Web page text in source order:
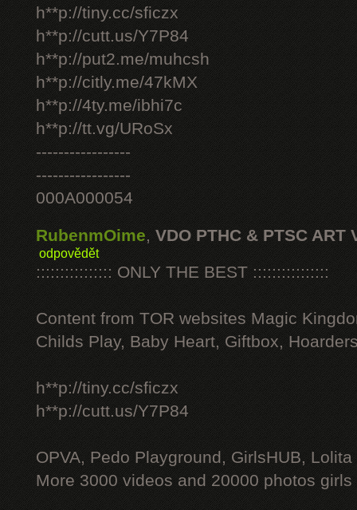
h**p://tiny.cc/sficzx
h**p://cutt.us/Y7P84
h**p://put2.me/muhcsh
h**p://citly.me/47kMX
h**p://4ty.me/ibhi7c
h**p://tt.vg/URoSx
-----------------
-----------------
000A000054
RubenmOime, VDO PTHC & PTSC ART
odpovědět
:::::::::::::::: ONLY THE BEST ::::::::::::::::
Content from TOR websites Magic
Childs Play, Baby Heart, Giftbox,
h**p://tiny.cc/sficzx
h**p://cutt.us/Y7P84
OPVA, Pedo Playground, GirlsHUB, Lolita
More 3000 videos and 20000 photos